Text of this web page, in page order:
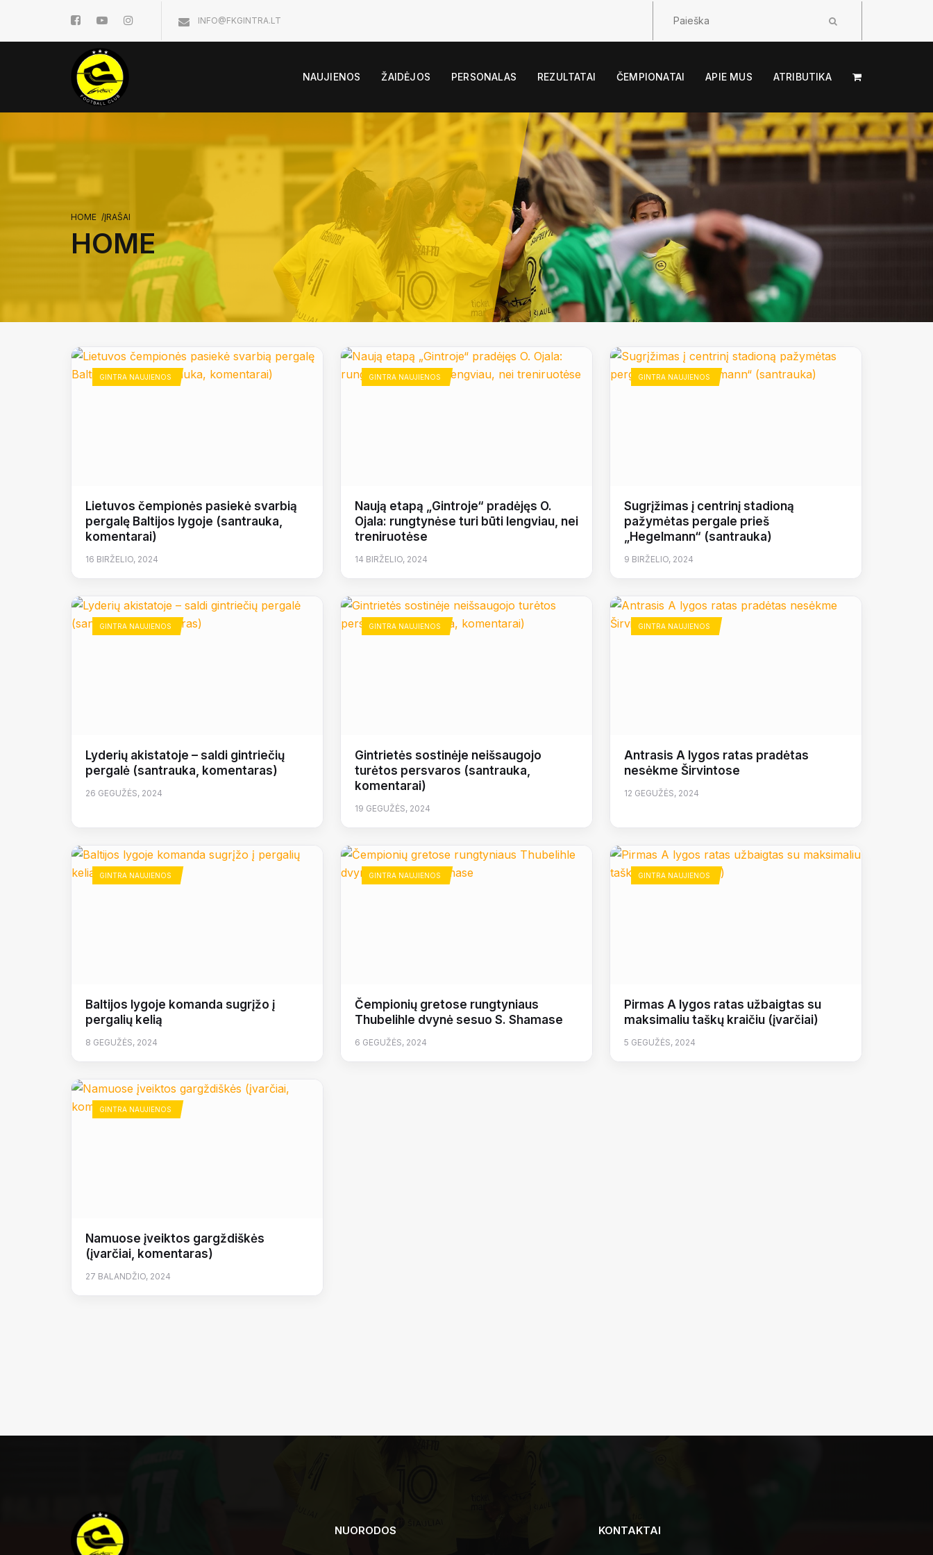
INFO@FKGINTRA.LT
NAUJIENOS ŽAIDĖJOS PERSONALAS REZULTATAI ČEMPIONATAI APIE MUS ATRIBUTIKA
HOME /ĮRAŠAI
HOME
GINTRA NAUJIENOS
Lietuvos čempionės pasiekė svarbią
pergalę Baltijos lygoje (santrauka,
komentarai)
16 BIRŽELIO, 2024
GINTRA NAUJIENOS
Naują etapą „Gintroje“ pradėjęs O.
Ojala: rungtynėse turi būti lengviau, nei
treniruotėse
14 BIRŽELIO, 2024
GINTRA NAUJIENOS
Sugrįžimas į centrinį stadioną
pažymėtas pergale prieš
„Hegelmann“ (santrauka)
9 BIRŽELIO, 2024
GINTRA NAUJIENOS
Lyderių akistatoje – saldi gintriečių
pergalė (santrauka, komentaras)
26 GEGUŽĖS, 2024
GINTRA NAUJIENOS
Gintrietės sostinėje neišsaugojo
turėtos persvaros (santrauka,
komentarai)
19 GEGUŽĖS, 2024
GINTRA NAUJIENOS
Antrasis A lygos ratas pradėtas
nesėkme Širvintose
12 GEGUŽĖS, 2024
GINTRA NAUJIENOS
Baltijos lygoje komanda sugrįžo į
pergalių kelią
8 GEGUŽĖS, 2024
GINTRA NAUJIENOS
Čempionių gretose rungtyniaus
Thubelihle dvynė sesuo S. Shamase
6 GEGUŽĖS, 2024
GINTRA NAUJIENOS
Pirmas A lygos ratas užbaigtas su
maksimaliu taškų kraičiu (įvarčiai)
5 GEGUŽĖS, 2024
GINTRA NAUJIENOS
Namuose įveiktos gargždiškės
(įvarčiai, komentaras)
27 BALANDŽIO, 2024
NUORODOS KONTAKTAI